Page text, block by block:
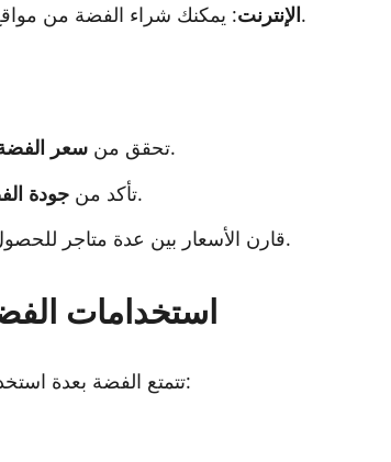
الإنترنت: يمكنك شراء الفضة من مواقع التجارة الإلكترونية.
تحقق من سعر
قبل الشراء.
تأكد من جودة
(مثل 925 فضة).
قارن الأسعار بين عدة متاجر للحصول على أفضل صفقة.
استخدامات
تتمتع الفضة بعدة استخدامات في البحرين، منها: